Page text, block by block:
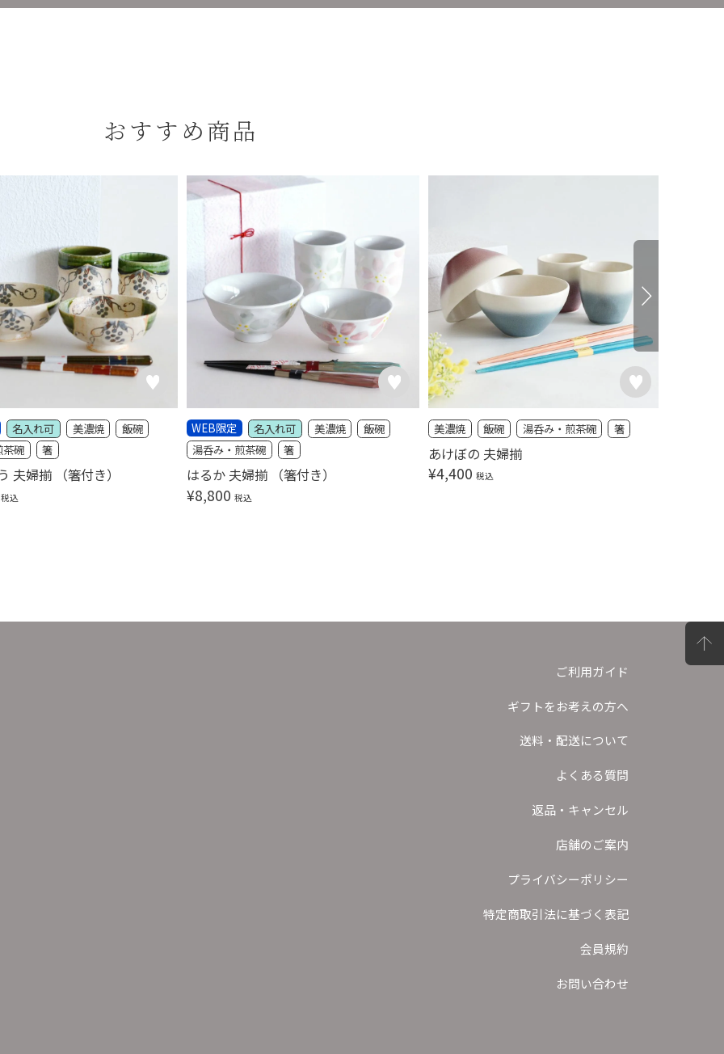
おすすめ商品
夫婦揃 （箸付き）
名入れ可 美濃焼
飯碗
茶碗
箸
税込
はるか 夫婦揃 （箸付き）
WEB限定 名入れ可 美濃焼
飯碗
湯呑み・煎茶碗
箸
¥8,800 税込
あけぼの 夫婦揃
美濃焼 飯碗 湯呑み・煎茶碗 箸
¥4,400 税込
ご利用ガイド
ギフトをお考えの方へ
送料・配送について
よくある質問
返品・キャンセル
店舗のご案内
プライバシーポリシー
特定商取引法に基づく表記
会員規約
お問い合わせ